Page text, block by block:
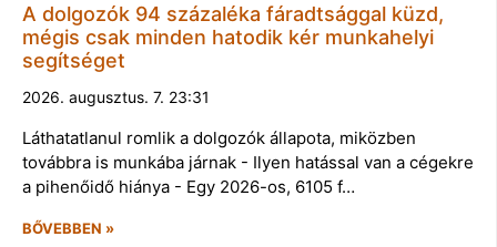
A dolgozók 94 százaléka fáradtsággal küzd,
mégis csak minden hatodik kér munkahelyi
segítséget
2026. augusztus. 7. 23:31
Láthatatlanul romlik a dolgozók állapota, miközben
továbbra is munkába járnak - Ilyen hatással van a cégekre
a pihenőidő hiánya - Egy 2026-os, 6105 f…
BŐVEBBEN »